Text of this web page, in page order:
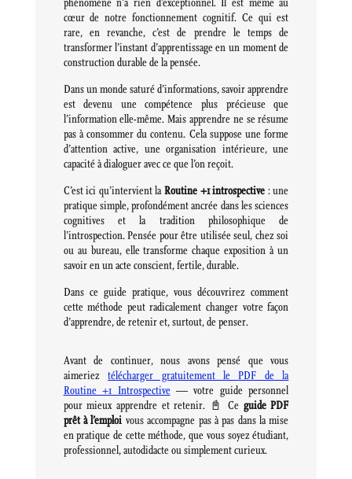
phénomène n’a rien d’exceptionnel. Il est même au
cœur de notre fonctionnement cognitif. Ce qui est
rare, en revanche, c’est de prendre le temps de
transformer l’instant d’apprentissage en un moment de
construction durable de la pensée.
Dans un monde saturé d’informations, savoir apprendre
est devenu une compétence plus précieuse que
l’information elle-même. Mais apprendre ne se résume
pas à consommer du contenu. Cela suppose une forme
d’attention active, une organisation intérieure, une
capacité à dialoguer avec ce que l’on reçoit.
C’est ici qu’intervient laRoutine +1 introspective : une
pratique simple, profondément ancrée dans les sciences
cognitives et la tradition philosophique de
l’introspection. Pensée pour être utilisée seul, chez soi
ou au bureau, elle transforme chaque exposition à un
savoir en un acte conscient, fertile, durable.
Dans ce guide pratique, vous découvrirez comment
cette méthode peut radicalement changer votre façon
d’apprendre, de retenir et, surtout, de penser.
Avant de continuer, nous avons pensé que vous
aimerieztélécharger gratuitement le PDF de la
Routine +1 Introspective— votre guide personnel
pour mieux apprendre et retenir. 📓 Ce guide PDF
prêt à l’emploi vous accompagne pas à pas dans la mise
en pratique de cette méthode, que vous soyez étudiant,
professionnel, autodidacte ou simplement curieux.